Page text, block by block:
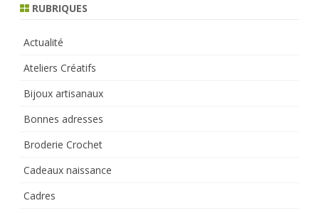
RUBRIQUES
Actualité
Ateliers Créatifs
Bijoux artisanaux
Bonnes adresses
Broderie Crochet
Cadeaux naissance
Cadres